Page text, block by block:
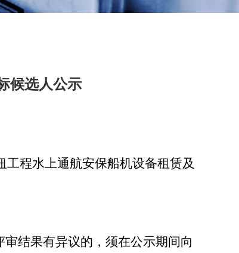
候选人公示
程水上通航安保船机设备租赁及
结果有异议的，须在公示期间向